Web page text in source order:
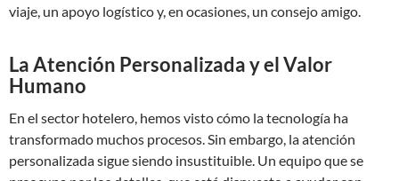
viaje, un apoyo logístico y, en ocasiones, un consejo amigo.
La Atención Personalizada y el Valor
Humano
En el sector hotelero, hemos visto cómo la tecnología ha
transformado muchos procesos. Sin embargo, la atención
personalizada sigue siendo insustituible. Un equipo que se